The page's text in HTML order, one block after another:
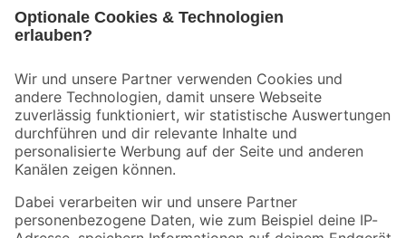
Der toom Newsletter: Keine Angebote und Aktionen mehr verpassen!
Zur Newsletter Anmeldung
Folge uns